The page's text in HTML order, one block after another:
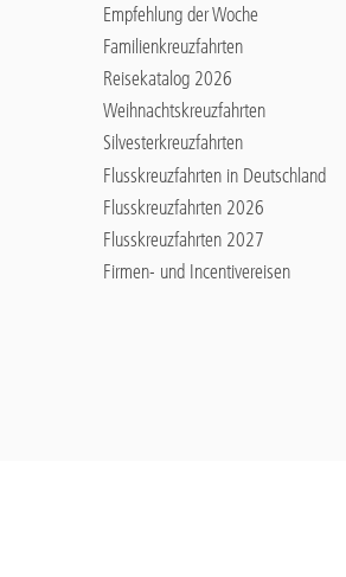
Empfehlung der Woche
Familienkreuzfahrten
Reisekatalog 2026
Weihnachtskreuzfahrten
Silvesterkreuzfahrten
Flusskreuzfahrten in Deutschland
Flusskreuzfahrten 2026
Flusskreuzfahrten 2027
Firmen- und Incentivereisen